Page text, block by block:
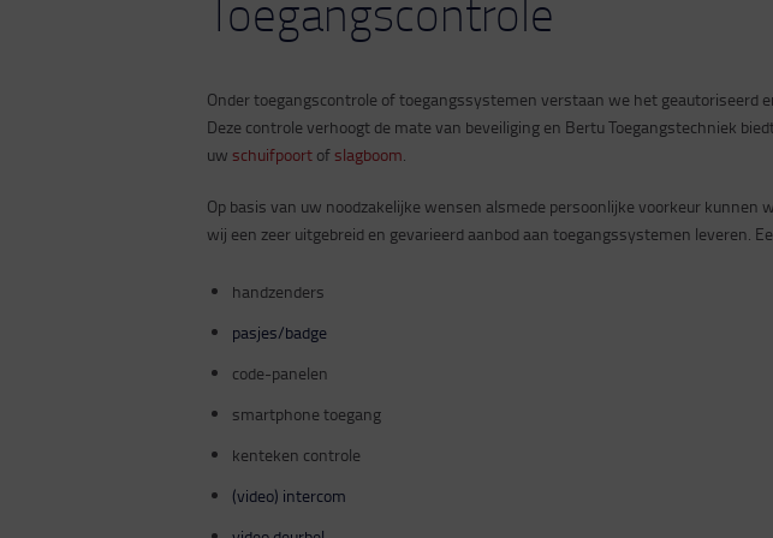
Toegangscontrole
Onder toegangscontrole of toegangssystemen verstaan we het geautoriseerd
Deze controle verhoogt de mate van beveiliging en Bertu Toegangstechniek
uw schuifpoort of slagboom.
Op basis van uw noodzakelijke wensen alsmede persoonlijke voorkeur
wij een zeer uitgebreid en gevarieerd aanbod aan toegangssystemen leveren.
handzenders
pasjes/badge
code-panelen
smartphone toegang
kenteken controle
(video) intercom